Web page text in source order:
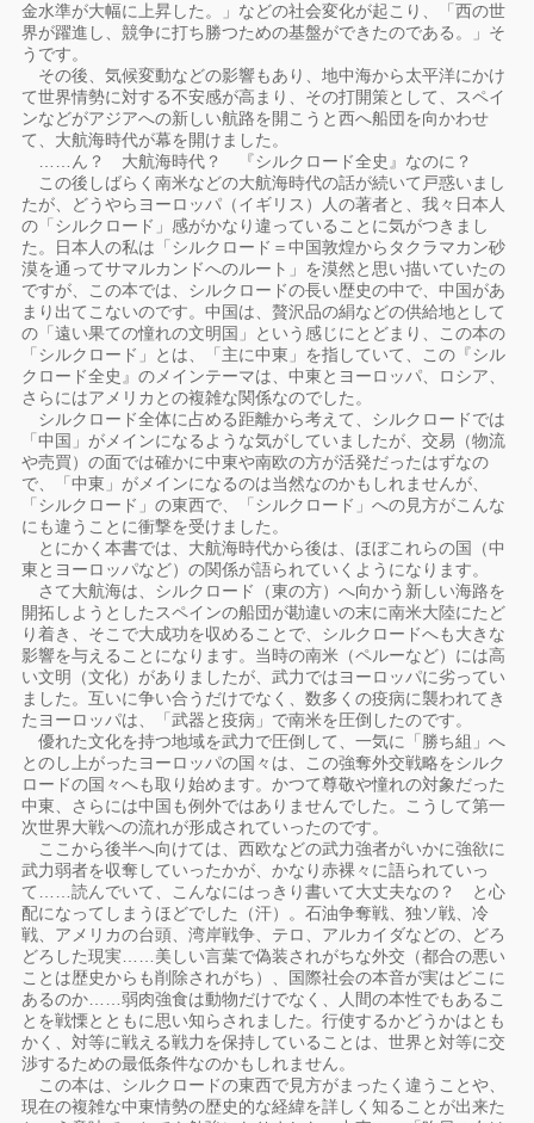
金水準が大幅に上昇した。」などの社会変化が起こり、「西の世
界が躍進し、競争に打ち勝つための基盤ができたのである。」そ
うです。
その後、気候変動などの影響もあり、地中海から太平洋にかけ
て世界情勢に対する不安感が高まり、その打開策として、スペイ
ンなどがアジアへの新しい航路を開こうと西へ船団を向かわせ
て、大航海時代が幕を開けました。
……ん？ 大航海時代？ 『シルクロード全史』なのに？
この後しばらく南米などの大航海時代の話が続いて戸惑いまし
たが、どうやらヨーロッパ（イギリス）人の著者と、我々日本人
の「シルクロード」感がかなり違っていることに気がつきまし
た。日本人の私は「シルクロード＝中国敦煌からタクラマカン砂
漠を通ってサマルカンドへのルート」を漠然と思い描いていたの
ですが、この本では、シルクロードの長い歴史の中で、中国があ
まり出てこないのです。中国は、贅沢品の絹などの供給地として
の「遠い果ての憧れの文明国」という感じにとどまり、この本の
「シルクロード」とは、「主に中東」を指していて、この『シル
クロード全史』のメインテーマは、中東とヨーロッパ、ロシア、
さらにはアメリカとの複雑な関係なのでした。
シルクロード全体に占める距離から考えて、シルクロードでは
「中国」がメインになるような気がしていましたが、交易（物流
や売買）の面では確かに中東や南欧の方が活発だったはずなの
で、「中東」がメインになるのは当然なのかもしれませんが、
「シルクロード」の東西で、「シルクロード」への見方がこんな
にも違うことに衝撃を受けました。
とにかく本書では、大航海時代から後は、ほぼこれらの国（中
東とヨーロッパなど）の関係が語られていくようになります。
さて大航海は、シルクロード（東の方）へ向かう新しい海路を
開拓しようとしたスペインの船団が勘違いの末に南米大陸にたど
り着き、そこで大成功を収めることで、シルクロードへも大きな
影響を与えることになります。当時の南米（ペルーなど）には高
い文明（文化）がありましたが、武力ではヨーロッパに劣ってい
ました。互いに争い合うだけでなく、数多くの疫病に襲われてき
たヨーロッパは、「武器と疫病」で南米を圧倒したのです。
優れた文化を持つ地域を武力で圧倒して、一気に「勝ち組」へ
とのし上がったヨーロッパの国々は、この強奪外交戦略をシルク
ロードの国々へも取り始めます。かつて尊敬や憧れの対象だった
中東、さらには中国も例外ではありませんでした。こうして第一
次世界大戦への流れが形成されていったのです。
ここから後半へ向けては、西欧などの武力強者がいかに強欲に
武力弱者を収奪していったかが、かなり赤裸々に語られていっ
て……読んでいて、こんなにはっきり書いて大丈夫なの？ と心
配になってしまうほどでした（汗）。石油争奪戦、独ソ戦、冷
戦、アメリカの台頭、湾岸戦争、テロ、アルカイダなどの、どろ
どろした現実……美しい言葉で偽装されがちな外交（都合の悪い
ことは歴史からも削除されがち）、国際社会の本音が実はどこに
あるのか……弱肉強食は動物だけでなく、人間の本性でもあるこ
とを戦慄とともに思い知らされました。行使するかどうかはとも
かく、対等に戦える戦力を保持していることは、世界と対等に交
渉するための最低条件なのかもしれません。
この本は、シルクロードの東西で見方がまったく違うことや、
現在の複雑な中東情勢の歴史的な経緯を詳しく知ることが出来た